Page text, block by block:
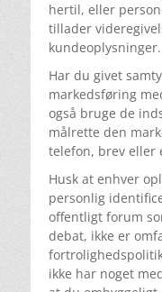
hertil, eller
tillader
kundeoplysninger.
Har du givet
markedsføring
også bruge de
målrette den
telefon, brev eller
Husk at enhver
personlig
offentligt forum
debat, ikke er
ikke har noget